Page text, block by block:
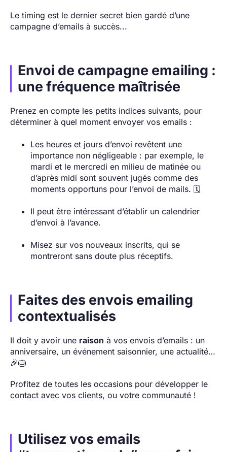
Le timing est le dernier secret bien gardé d’une
campagne d’emails à succès...
Envoi de campagne emailing :
une fréquence maîtrisée
Prenez en compte les petits indices suivants, pour
déterminer à quel moment envoyer vos emails :
Les heures et jours d’envoi revêtent une
importance non négligeable : par exemple, le
mardi et le mercredi en milieu de matinée ou
d’après midi sont souvent jugés comme des
moments opportuns pour l’envoi de mails. 🗓️
Il peut être intéressant d’établir un calendrier
d’envoi à l’avance.
Misez sur vos nouveaux inscrits, qui se
montreront sans doute plus réceptifs.
Faites des envois emailing
contextualisés
Il doit y avoir une raison à vos envois d’emails : un
anniversaire, un événement saisonnier, une actualité…
🎉🎂
Profitez de toutes les occasions pour développer le
contact avec vos clients, ou votre communauté !
Utilisez vos emails